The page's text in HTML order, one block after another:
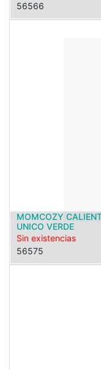
56566
MOMCOZY
UNICO VERDE
Sin existencias
56575